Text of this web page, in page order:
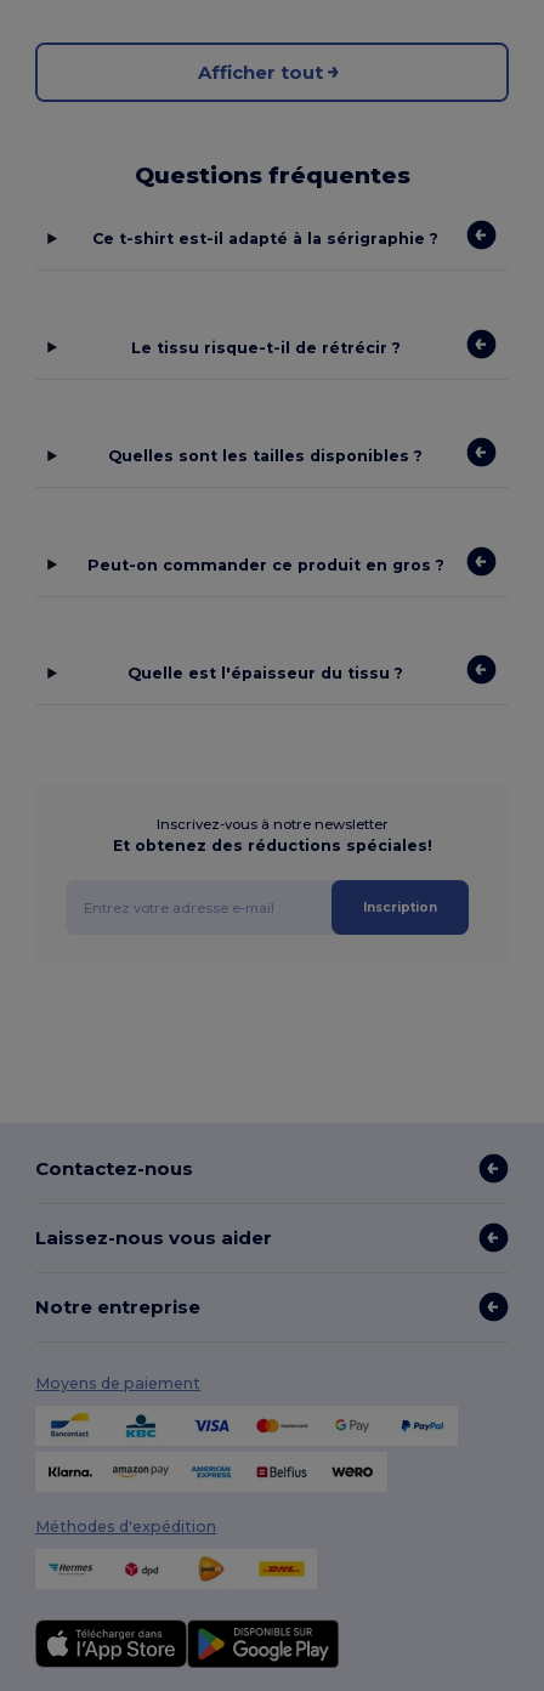
Afficher tout
Questions fréquentes
Ce t-shirt est-il adapté à la sérigraphie ?
Le tissu risque-t-il de rétrécir ?
Quelles sont les tailles disponibles ?
Peut-on commander ce produit en gros ?
Quelle est l'épaisseur du tissu ?
Inscrivez-vous à notre newsletter
Et obtenez des réductions spéciales!
Inscription
Contactez-nous
Laissez-nous vous aider
Notre entreprise
Moyens de paiement
Méthodes d'expédition